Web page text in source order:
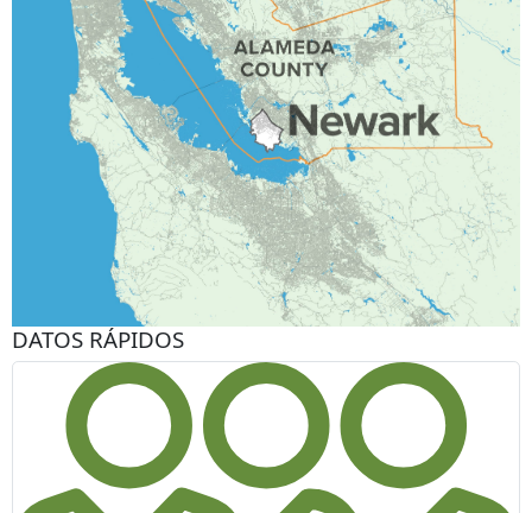
DATOS RÁPIDOS